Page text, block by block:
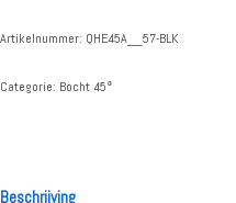
Artikelnummer: QHE45A__57-BLK
Categorie: Bocht 45°
Beschrijving